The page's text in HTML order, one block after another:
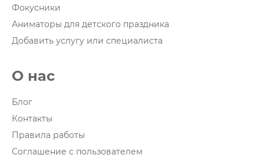
Фокусники
Аниматоры для детского праздника
Добавить услугу или специалиста
О нас
Блог
Контакты
Правила работы
Соглашение с пользователем